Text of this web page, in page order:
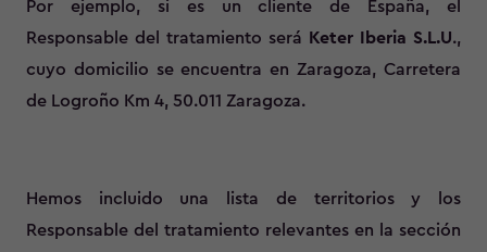
Por ejemplo, si es un cliente de España, el
Responsable del tratamiento será
Keter Iberia S.L.U.,
cuyo domicilio se encuentra en Zaragoza, Carretera
de Logroño Km 4, 50.011 Zaragoza.
Hemos incluido una lista de territorios y los
Responsable del tratamiento relevantes en la sección